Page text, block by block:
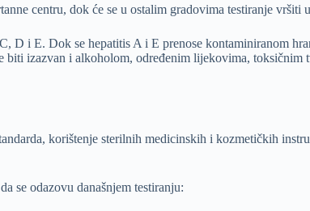
centru, dok će se u ostalim gradovima testiranje
D i E. Dok se hepatitis A i E prenose kontaminiranom
izazvan i alkoholom, određenim lijekovima, toksičnim
korištenje sterilnih medicinskih i kozmetičkih
se odazovu današnjem testiranju: